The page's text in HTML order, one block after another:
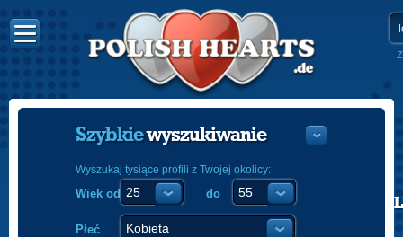
POLISH
Szybkiewyszukiwanie
Wyszukaj tysiące profili z Twojej okolicy:
Wiek od do
Płeć